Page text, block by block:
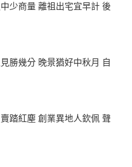
少商量 離祖出宅宜早計 後
勝幾分 晚景猶好中秋月 自
踏紅塵 創業異地人欽佩 聲